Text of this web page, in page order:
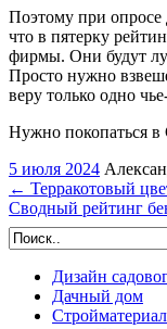
Поэтому при
что в пятерку
фирмы. Они будут
Просто нужно
веру только одно
Нужно покопаться в
5 июля 2024
← Терракотовый
Сводный рейтинг
Дизайн
Дачный дом